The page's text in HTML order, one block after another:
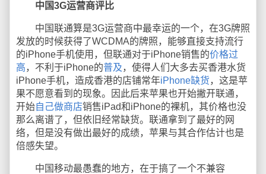
中国3G运营商评比
中国联通算是3G运营商中最幸运的一个，在3G牌照
发放的时候获得了WCDMA的牌照，能够直接支持流行
的iPhone手机使用，但联通对于iPhone销售的价格过
高，不利于iPhone的普及，使得人们大多去买香港水货
iPhone手机，造成香港的店铺常年iPhone缺货，这是苹
果不愿意看到的现象。因此后来苹果也开始撇开联通，
开始自己做商店销售iPad和iPhone的裸机，其价格也没
那么离谱了，但依旧经常缺货。联通拿到了最好的网
络，但是没有做出最好的成绩，苹果与其合作估计也是
倍感失望。
中国移动最愚蠢的地方，在于搞了一个不兼容